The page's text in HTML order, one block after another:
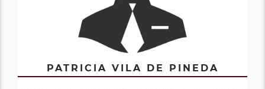
PATRICIA VILA DE PINEDA